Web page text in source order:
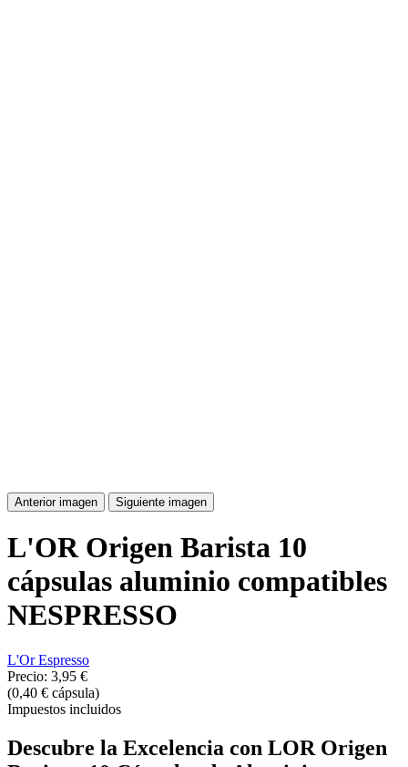
Anterior imagen Siguiente imagen
L'OR Origen Barista 10
cápsulas aluminio compatibles
NESPRESSO
L'Or Espresso
Precio: 3,95 €
(0,40 € cápsula)
Impuestos incluidos
Descubre la Excelencia con LOR Origen